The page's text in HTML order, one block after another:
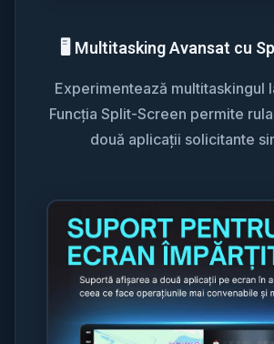
🖥️ Multitasking Avansat cu
Experimentează multitaskingul
Funcția Split-Screen permite
două aplicații solicitante